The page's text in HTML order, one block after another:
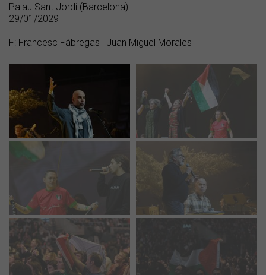
Palau Sant Jordi (Barcelona)
29/01/2029
F: Francesc Fàbregas i Juan Miguel Morales